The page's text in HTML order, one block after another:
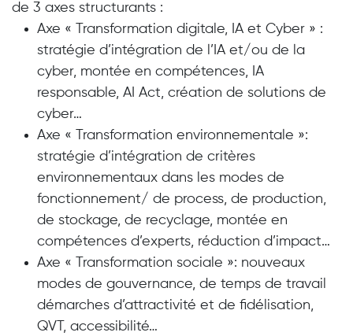
de 3 axes structurants :
Axe «
Transformation digitale, IA et Cyber » :
stratégie d’intégration de l’IA et/ou de la
cyber, montée en compétences, IA
responsable, AI Act, création de solutions de
cyber…
Axe «
Transformation environnementale »:
stratégie d’intégration de critères
environnementaux dans les modes de
fonctionnement/ de process, de production,
de stockage, de recyclage, montée en
compétences d’experts, réduction d’impact…
Axe «
Transformation sociale »: nouveaux
modes de gouvernance, de temps de travail
démarches d’attractivité et de fidélisation,
QVT, accessibilité…